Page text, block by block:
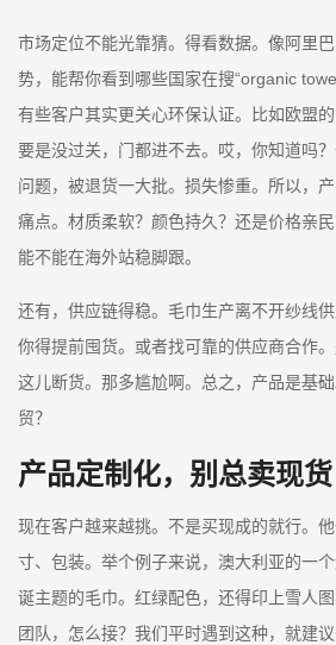
市场定位不能光靠猜。得看数据。像阿里
势，能帮你看到哪些国家在搜“organic
有些客户其实更关心环保认证。比如欧盟
要是没过关，门都进不去。哎，你知道吗
问题，被退货一大批。损失惨重。所以，
痛点。材质柔软？颜色持久？还是价格亲
能不能在海外站稳脚跟。
还有，供应链得稳。毛巾生产离不开纱线供
你得提前囤货。或者找可靠的供应商合作
这儿断货。那多尴尬啊。总之，产品是基
贸？
产品定制化，别总卖现货
现在客户越来越挑。不是买现成的就行。
寸、包装。举个例子来说，澳大利亚的一
诞主题的毛巾。红绿配色，还得印上雪人
团队，怎么接？我们平时遇到这种，就建